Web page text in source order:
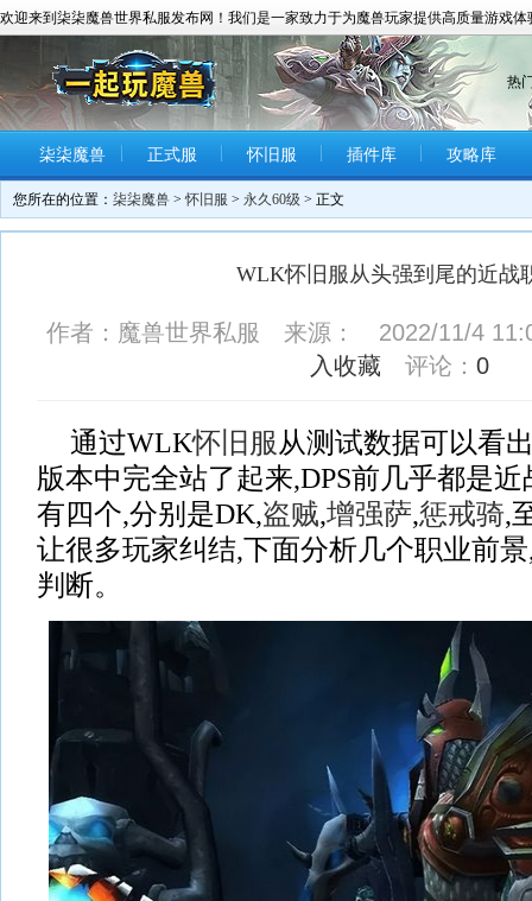
欢迎来到柒柒魔兽世界私服发布网！我们是一家致力于为魔兽玩家提供高质量游戏
热
柒柒魔兽 正式服 怀旧服 插件库 攻略库
您所在的位置： 柒柒魔兽 >怀旧服 > 永久60级 > 正文
WLK怀旧服从头强到尾的近战
作者：魔兽世界私服 来源： 2022/11/4
入收藏评论： 0
通过WLK怀旧服从测试数据可以看
版本中完全站了起来,DPS前几乎都是
有四个,分别是DK,盗贼,增强萨,惩戒骑,
让很多玩家纠结,下面分析几个职业前
判断。